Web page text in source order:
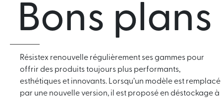
Bons plans
Résistex renouvelle régulièrement ses gammes pour
offrir des produits toujours plus performants,
esthétiques et innovants. Lorsqu’un modèle est remplacé
par une nouvelle version, il est proposé en déstockage à